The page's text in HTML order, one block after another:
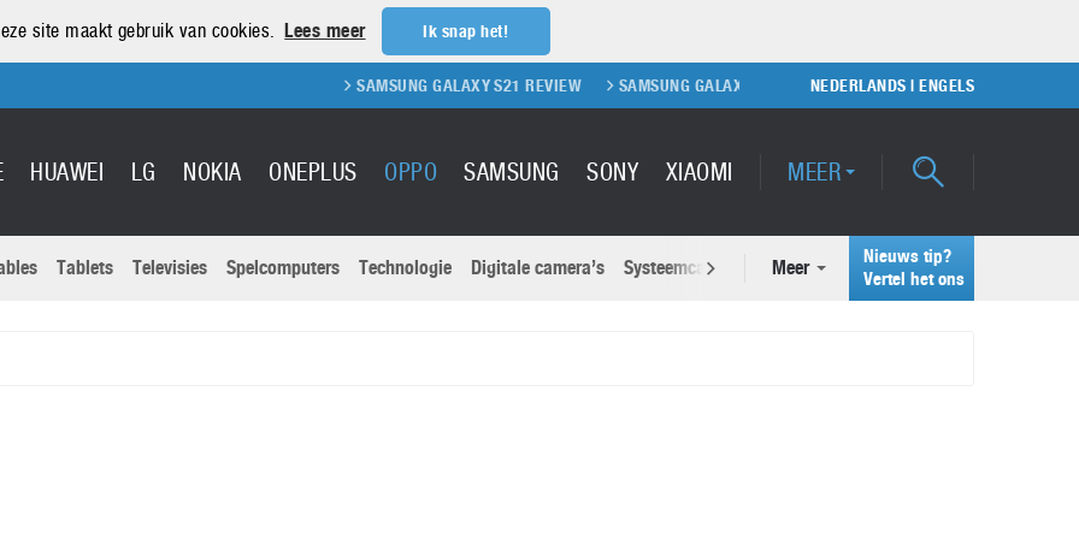
site maakt gebruik van cookies. Lees meer Ik snap het!
SAMSUNG GALAXY S21 REVIEW SAMSUNG GALAXY S21, S21 PLUS EN S21 ULTRA SAMSUNG GALAXY NOTE
NEDERLANDS |ENGELS
HUAWEI LG NOKIA ONEPLUS OPPO SAMSUNG SONY XIAOMI MEER
Actuele nieuwsberichten
Tablets Televisies Spelcomputers Technologie Digitale camera’s Systeemcamera’s Meer
Nieuws tip?
Vertel het ons